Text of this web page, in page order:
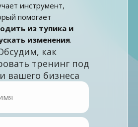
инструмент,
помогает
из тупика и
изменения.
как
тренинг под
вашего бизнеса